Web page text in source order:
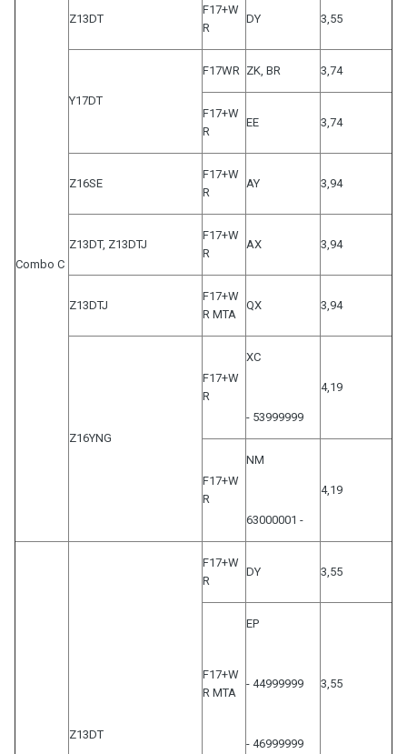
Combo C
Z13DT
F17+W
R
DY 3,55
Y17DT
F17WR ZK, BR 3,74
F17+W
R
EE 3,74
Z16SE
F17+W
R
AY 3,94
Z13DT, Z13DTJ
F17+W
R
AX 3,94
Z13DTJ
F17+W
R MTA
QX 3,94
Z16YNG
F17+W
R
XC
- 53999999
4,19
F17+W
R
NM
63000001 -
4,19
Z13DT
F17+W
R
DY 3,55
F17+W
R MTA
EP
- 44999999
- 46999999
3,55